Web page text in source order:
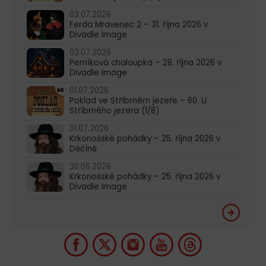
03.07.2026
Ferda Mravenec 2 – 31. října 2026 v
Divadle Image
02.07.2026
Perníková chaloupka – 28. října 2026 v
Divadle Image
01.07.2026
Poklad ve Stříbrném jezeře – 60. U
Stříbrného jezera (1/8)
01.07.2026
Krkonošské pohádky – 25. října 2026 v
Děčíně
30.06.2026
Krkonošské pohádky – 25. října 2026 v
Divadle Image